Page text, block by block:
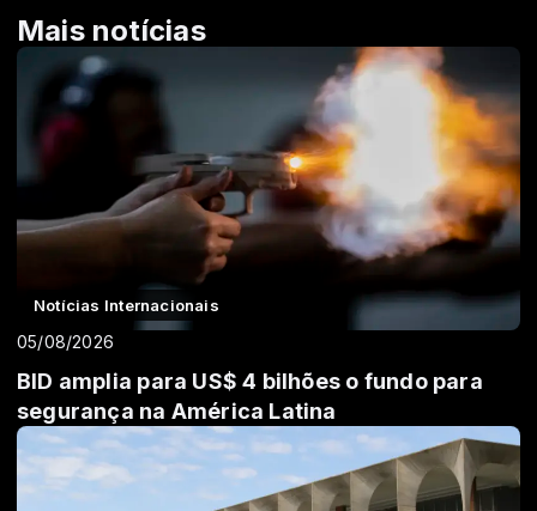
Mais notícias
Notícias Internacionais
05/08/2026
BID amplia para US$ 4 bilhões o fundo para
segurança na América Latina